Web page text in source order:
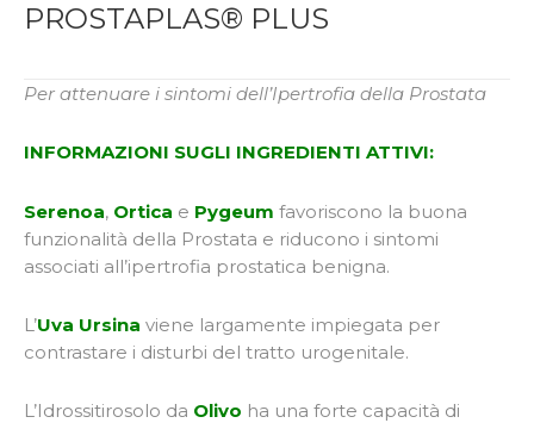
PROSTAPLAS® PLUS
Per attenuare i sintomi dell’Ipertrofia della Prostata
INFORMAZIONI SUGLI INGREDIENTI ATTIVI:
Serenoa, Ortica e Pygeum favoriscono la buona
funzionalità della Prostata e riducono i sintomi
associati all’ipertrofia prostatica benigna.
L’Uva Ursina viene largamente impiegata per
contrastare i disturbi del tratto urogenitale.
L’Idrossitirosolo da Olivo ha una forte capacità di